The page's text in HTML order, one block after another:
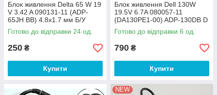
Блок живлення Delta 65 W 19
V 3.42 A 090131-11 (ADP-
65JH BB) 4.8x1.7 мм Б/У
Готово до відправки 24 од.
250 ₴
Купити
Блок живлення Dell 130W
19.5V 6.7A 080057-11
(DA130PE1-00) ADP-130DB D
7.4х5.0мм Б/В
Готово до відправки 6 од.
790 ₴
Купити
NEW